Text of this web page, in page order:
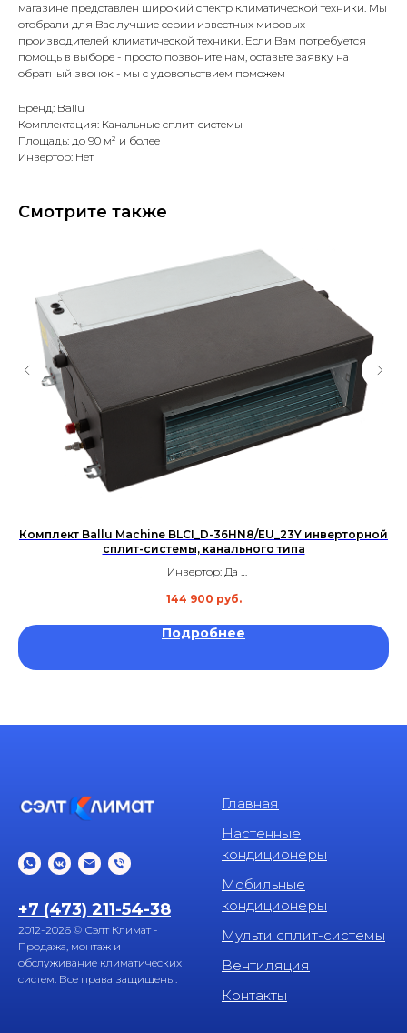
магазине представлен широкий спектр климатической техники. Мы
отобрали для Вас лучшие серии известных мировых
производителей климатической техники. Если Вам потребуется
помощь в выборе - просто позвоните нам, оставьте заявку на
обратный звонок - мы с удовольствием поможем
Бренд: Ballu
Комплектация: Канальные сплит-системы
Площадь: до 90 м² и более
Инвертор: Нет
Смотрите также
Комплект Ballu Machine BLCI_D-36HN8/EU_23Y инверторной
сплит-системы, канального типа
Инвертор: Да
Уровень шума: 39 дБ
144 900 руб.
Подробнее
+7 (473) 211-54-38
2012-2026 © Сэлт Климат -
Продажа, монтаж и
обслуживание климатических
систем. Все права защищены.
Главная
Настенные
кондиционеры
Мобильные
кондиционеры
Мульти сплит-системы
Вентиляция
Контакты